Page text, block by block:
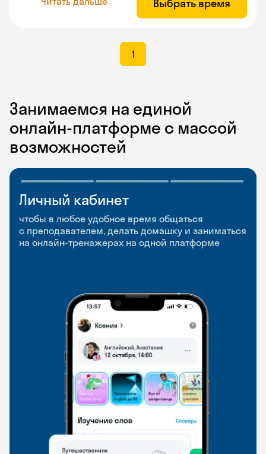
Выбрать время
1
Занимаемся на единой
онлайн-платформе с массой
возможностей
Личный кабинет
чтобы в любое удобное время общаться
с преподавателем, делать домашку и заниматься
на онлайн-тренажерах на одной платформе
Мобильное
приложение
чтобы заниматься и изучать новые слова где
и когда удобно
Разговорные клубы
и Talks
Групповые занятия для разговорной практики
и индивидуальные встречи с преподавателями